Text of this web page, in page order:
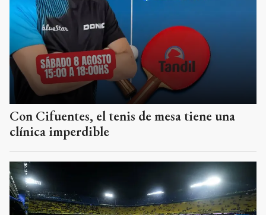
Con Cifuentes, el tenis de mesa tiene una
clínica imperdible